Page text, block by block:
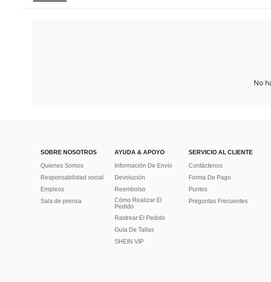
No
SOBRE NOSOTROS
Quienes Somos
Responsabilidad social
Empleos
Sala de prensa
AYUDA & APOYO
Información De Envío
Devolución
Reembolso
Cómo Realizar El
Pedido
Rastrear El Pedido
Guía De Tallas
SHEIN VIP
SERVICIO AL CLIENTE
Contáctenos
Forma De Pago
Puntos
Preguntas Frecuentes